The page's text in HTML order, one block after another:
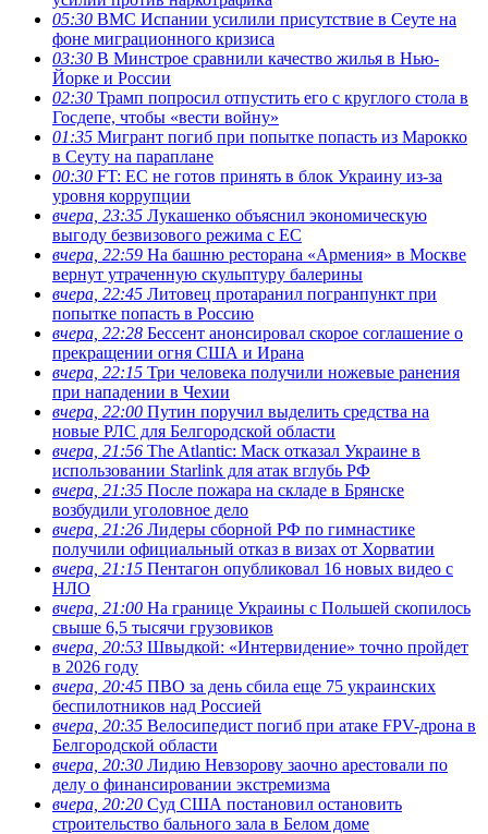
05:30 ВМС Испании усилили присутствие в Сеуте на
фоне миграционного кризиса
03:30 В Минстрое сравнили качество жилья в Нью-
Йорке и России
02:30 Трамп попросил отпустить его с круглого стола в
Госдепе, чтобы «вести войну»
01:35 Мигрант погиб при попытке попасть из Марокко
в Сеуту на параплане
00:30 FT: ЕС не готов принять в блок Украину из-за
уровня коррупции
вчера, 23:35 Лукашенко объяснил экономическую
выгоду безвизового режима с ЕС
вчера, 22:59 На башню ресторана «Армения» в Москве
вернут утраченную скульптуру балерины
вчера, 22:45 Литовец протаранил погранпункт при
попытке попасть в Россию
вчера, 22:28 Бессент анонсировал скорое соглашение о
прекращении огня США и Ирана
вчера, 22:15 Три человека получили ножевые ранения
при нападении в Чехии
вчера, 22:00 Путин поручил выделить средства на
новые РЛС для Белгородской области
вчера, 21:56 The Atlantic: Маск отказал Украине в
использовании Starlink для атак вглубь РФ
вчера, 21:35 После пожара на складе в Брянске
возбудили уголовное дело
вчера, 21:26 Лидеры сборной РФ по гимнастике
получили официальный отказ в визах от Хорватии
вчера, 21:15 Пентагон опубликовал 16 новых видео с
НЛО
вчера, 21:00 На границе Украины с Польшей скопилось
свыше 6,5 тысячи грузовиков
вчера, 20:53 Швыдкой: «Интервидение» точно пройдет
в 2026 году
вчера, 20:45 ПВО за день сбила еще 75 украинских
беспилотников над Россией
вчера, 20:35 Велосипедист погиб при атаке FPV-дрона в
Белгородской области
вчера, 20:30 Лидию Невзорову заочно арестовали по
делу о финансировании экстремизма
вчера, 20:20 Суд США постановил остановить
строительство бального зала в Белом доме